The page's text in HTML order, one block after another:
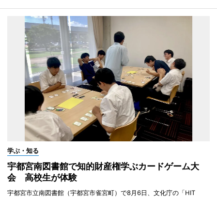
学ぶ・知る
宇都宮南図書館で知的財産権学ぶカードゲーム大
会 高校生が体験
宇都宮市立南図書館（宇都宮市雀宮町）で8月6日、文化庁の「HIT